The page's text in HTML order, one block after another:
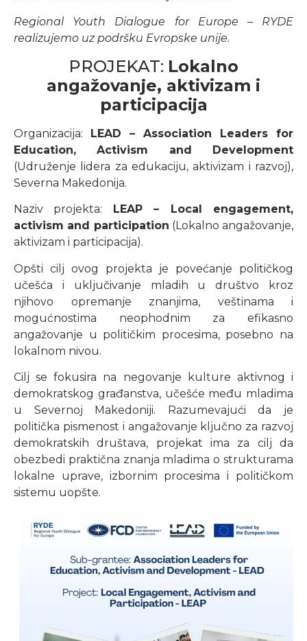
Regional Youth Dialogue for Europe – RYDE
realizujemo uz podršku Evropske unije.
PROJEKAT: Lokalno
angažovanje, aktivizam i
participacija
Organizacija: LEAD – Association Leaders for
Education, Activism and Development
(Udruženje lidera za edukaciju, aktivizam i razvoj),
Severna Makedonija.
Naziv projekta:
LEAP – Local engagement,
activism and participation (Lokalno angažovanje,
aktivizam i participacija).
Opšti cilj ovog projekta je povećanje političkog
učešća i uključivanje mladih u društvo kroz
njihovo opremanje znanjima, veštinama i
mogućnostima neophodnim za efikasno
angažovanje u političkim procesima, posebno na
lokalnom nivou.
Cilj se fokusira na negovanje kulture aktivnog i
demokratskog građanstva, učešće među mladima
u Severnoj Makedoniji. Razumevajući da je
politička pismenost i angažovanje ključno za razvoj
demokratskih društava, projekat ima za cilj da
obezbedi praktična znanja mladima o strukturama
lokalne uprave, izbornim procesima i političkom
sistemu uopšte.